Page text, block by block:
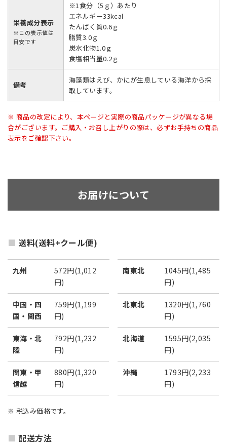
栄養成分表示
※この表示値は
目安です
※1食分（5ｇ）あたり
エネルギー33kcal
たんぱく質0.6ｇ
脂質3.0ｇ
炭水化物1.0ｇ
食塩相当量0.2ｇ
備考
海藻類はえび、かにが生息している海洋から採
取しています。
※ 商品の改定により、本ページと実際の商品パッケージが異なる場
合がございます。ご購入・お召し上がりの際は、必ずお手持ちの商品
表示をご確認下さい。
お届けについて
送料(送料+クール便)
九州
572円(1,012
円)
中国・四
国・関西
759円(1,199
円)
東海・北
陸
792円(1,232
円)
関東・甲
信越
880円(1,320
円)
南東北
1045円(1,485
円)
北東北
1320円(1,760
円)
北海道
1595円(2,035
円)
沖縄
1793円(2,233
円)
※ 税込み価格です。
配送方法